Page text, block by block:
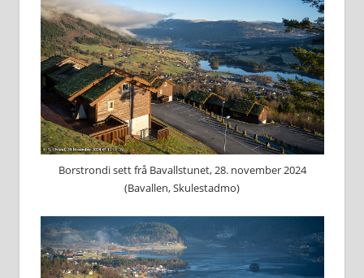
Borstrondi sett frå Bavallstunet, 28. november 2024
(Bavallen, Skulestadmo)